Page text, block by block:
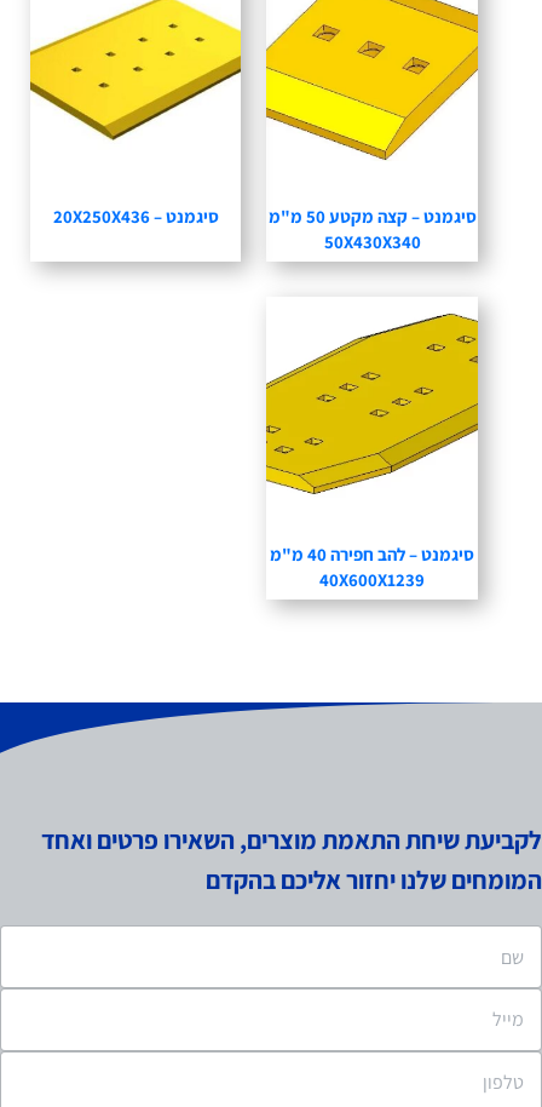
סיגמנט – קצה מקטע 50 מ"מ
50X430X340
סיגמנט – 20X250X436
סיגמנט – להב חפירה 40 מ"מ
40X600X1239
לקביעת שיחת התאמת מוצרים, השאירו פרטים ואחד
המומחים שלנו יחזור אליכם בהקדם